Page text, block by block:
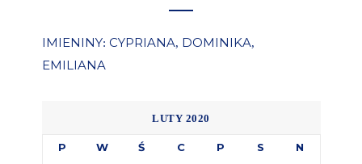
IMIENINY: CYPRIANA, DOMINIKA,
EMILIANA
LUTY 2020
P W Ś C P S
N